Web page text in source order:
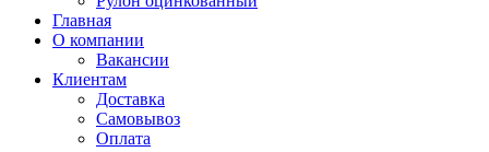
Главная
О компании
Вакансии
Клиентам
Доставка
Самовывоз
Оплата